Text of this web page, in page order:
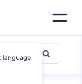
language